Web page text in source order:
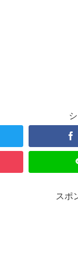
スポ